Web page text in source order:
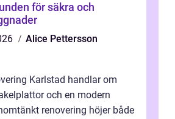
Alice Pettersson
Karlstad handlar om
och en modern
renovering höjer både